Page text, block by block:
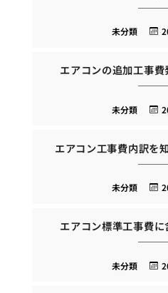
未分類
エアコンの追加工事
未分類
エアコン工事費内訳を
未分類
エアコン標準工事費
未分類